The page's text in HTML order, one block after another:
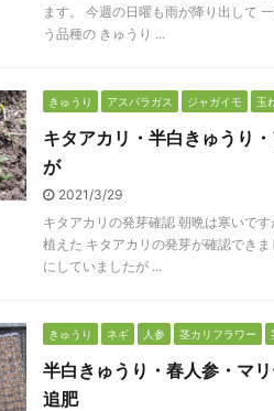
ます。 今週の日曜も雨が降り出して
う品種の きゅうり ...
きゅうり アスパラガス ジャガイモ 玉
キタアカリ・半白きゅうり
が
2021/3/29
キタアカリの発芽確認 朝晩は寒いで
植えた キタアカリの発芽が確認でき
にしていましたが ...
きゅうり ネギ 人参 茎カリフラワー
半白きゅうり・春人参・マ
追肥